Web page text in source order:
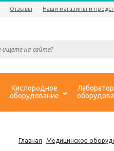
Отзывы Наши магазины и
Кислородное
оборудование
Главная Медицинское